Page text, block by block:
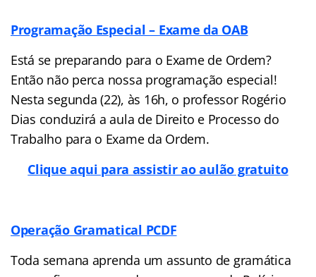
Programação Especial – Exame da OAB
Está se preparando para o Exame de Ordem?
Então não perca nossa programação especial!
Nesta segunda (22), às 16h, o professor Rogério
Dias conduzirá a aula de Direito e Processo do
Trabalho para o Exame da Ordem.
Clique aqui para assistir ao aulão gratuito
Operação Gramatical PCDF
Toda semana aprenda um assunto de gramática